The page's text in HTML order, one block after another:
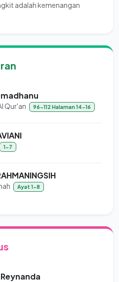
adalah kemenangan
Qur'an 96-112 Halaman 14-16
1-7
Ayat 1-8